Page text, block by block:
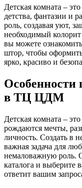
Детская комната –
детства, фантазии и
роль, создавая уют,
необходимый
вы можете
штор, чтобы
ярко, красиво и
Особенности
в ТЦ ЦДМ
Детская комната –
рождаются мечты,
личность. Создать в
важная задача для
немаловажную роль.
каталога и выберите
ответит вашим